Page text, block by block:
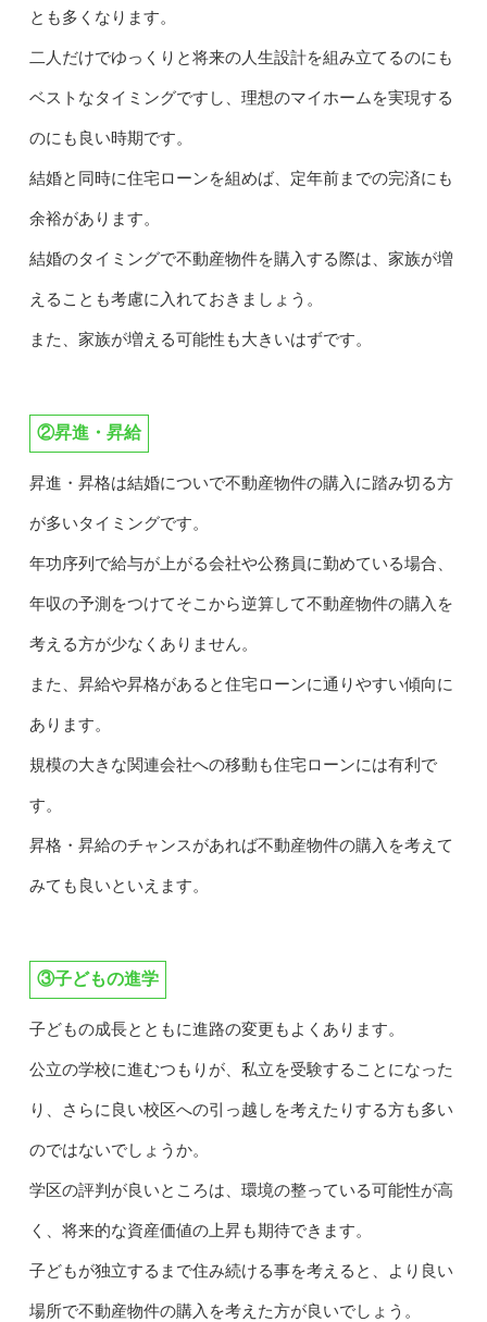
とも多くなります。
二人だけでゆっくりと将来の人生設計を組み立てるのにも
ベストなタイミングですし、理想のマイホームを実現する
のにも良い時期です。
結婚と同時に住宅ローンを組めば、定年前までの完済にも
余裕があります。
結婚のタイミングで不動産物件を購入する際は、家族が増
えることも考慮に入れておきましょう。
また、家族が増える可能性も大きいはずです。
②昇進・昇給
昇進・昇格は結婚についで不動産物件の購入に踏み切る方
が多いタイミングです。
年功序列で給与が上がる会社や公務員に勤めている場合、
年収の予測をつけてそこから逆算して不動産物件の購入を
考える方が少なくありません。
また、昇給や昇格があると住宅ローンに通りやすい傾向に
あります。
規模の大きな関連会社への移動も住宅ローンには有利で
す。
昇格・昇給のチャンスがあれば不動産物件の購入を考えて
みても良いといえます。
③子どもの進学
子どもの成長とともに進路の変更もよくあります。
公立の学校に進むつもりが、私立を受験することになった
り、さらに良い校区への引っ越しを考えたりする方も多い
のではないでしょうか。
学区の評判が良いところは、環境の整っている可能性が高
く、将来的な資産価値の上昇も期待できます。
子どもが独立するまで住み続ける事を考えると、より良い
場所で不動産物件の購入を考えた方が良いでしょう。